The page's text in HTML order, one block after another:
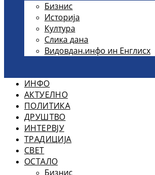
Бизнис
Историја
Култура
Слика дана
Видовдан.инфо ин Енглисх
ИНФО
АКТУЕЛНО
ПОЛИТИКА
ДРУШТВО
ИНТЕРВЈУ
ТРАДИЦИЈА
СВЕТ
ОСТАЛО
Бизнис